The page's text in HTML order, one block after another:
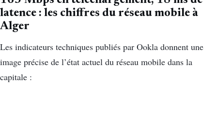
latence : les chiffres du réseau mobile à
Alger
Les indicateurs techniques publiés par Ookla donnent une
image précise de l’état actuel du réseau mobile dans la
capitale :